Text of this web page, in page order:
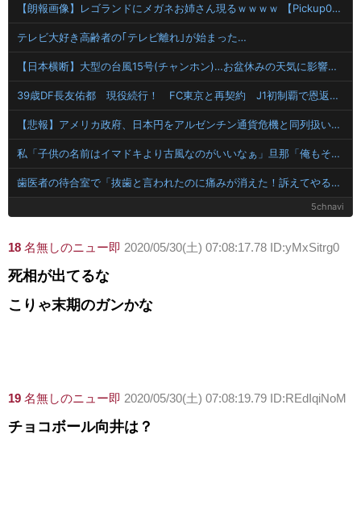
【朗報画像】レゴランドにメガネお姉さん現るｗｗｗｗ 【Pickup07093028】
テレビ大好き高齢者の｢テレビ離れ｣が始まった…
【日本横断】大型の台風15号(チャンホン)…お盆休みの天気に影響するおそれ
39歳DF長友佑都 現役続行！ FC東京と再契約 J1初制覇で恩返し誓う 今日ホーム町田戦で正式表明
【悲報】アメリカ政府、日本円をアルゼンチン通貨危機と同列扱いへ・・・
私「子供の名前はイマドキより古風なのがいいなぁ」旦那「俺もそう思う」→旦那の考える『イマドキ』がキラキラ系だったから、夫と話をすり合わせるのが難しい
歯医者の待合室で「抜歯と言われたのに痛みが消えた！訴えてやる！」と怒鳴り散らす60代男！2軒の歯医者で同じ診断された癖に、神経が死んで痛みが消えたのを「治った」と錯覚して逆ギレする地獄の迷惑ジジイに遭遇
5chnavi
18 名無しのニュー即 2020/05/30(土) 07:08:17.78 ID:yMxSitrg0
死相が出てるな
こりゃ末期のガンかな
19 名無しのニュー即 2020/05/30(土) 07:08:19.79 ID:REdIqiNoM
チョコボール向井は？